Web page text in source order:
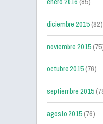
diciembre 2015(82)
noviembre 2015(75)
octubre 2015(76)
septiembre 2015
agosto 2015(76)